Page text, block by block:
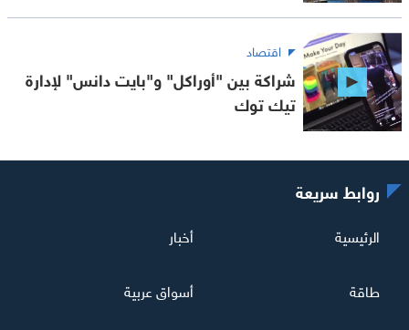
اقتصاد
شراكة بين "أوراكل" و"بايت دانس" لإدارة
تيك توك
روابط سريعة
الرئيسية أخبار
طاقة أسواق عربية